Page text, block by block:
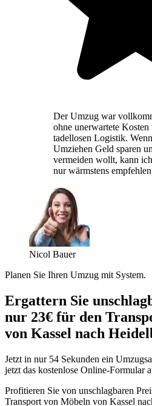
Der Umzug war
ohne unerwartete
tadellosen Logistik.
Umziehen Geld sparen
vermeiden wollt, kann
nur wärmstens
Nicol Bauer
Planen Sie Ihren Umzug mit System.
Ergattern Sie
nur 23€ für den
von Kassel nach
Jetzt in nur 54 Sekunden ein
jetzt das kostenlose Online-Formular
Profitieren Sie von unschlagbaren
Transport von Möbeln von Kassel